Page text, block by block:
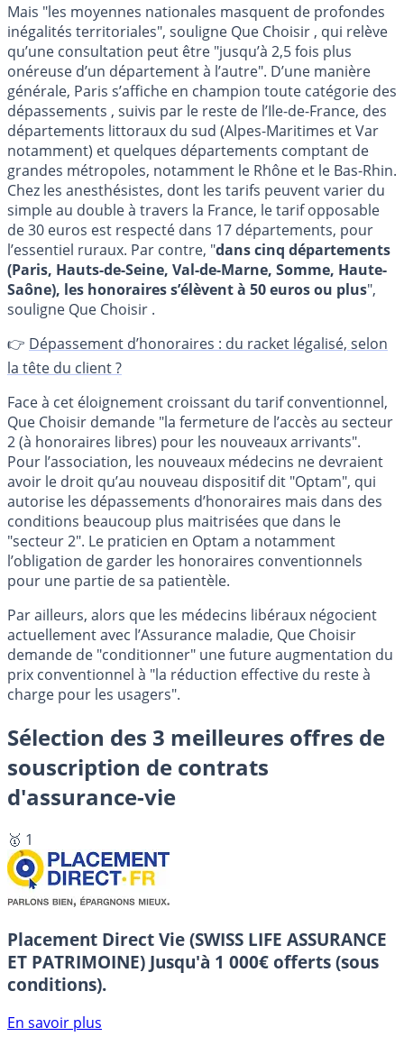
Mais "les moyennes nationales masquent de profondes
inégalités territoriales", souligne Que Choisir , qui relève
qu’une consultation peut être "jusqu’à 2,5 fois plus
onéreuse d’un département à l’autre". D’une manière
générale, Paris s’affiche en champion toute catégorie des
dépassements , suivis par le reste de l’Ile-de-France, des
départements littoraux du sud (Alpes-Maritimes et Var
notamment) et quelques départements comptant de
grandes métropoles, notamment le Rhône et le Bas-Rhin.
Chez les anesthésistes, dont les tarifs peuvent varier du
simple au double à travers la France, le tarif opposable
de 30 euros est respecté dans 17 départements, pour
l’essentiel ruraux. Par contre, "dans cinq départements
(Paris, Hauts-de-Seine, Val-de-Marne, Somme, Haute-
Saône), les honoraires s’élèvent à 50 euros ou plus",
souligne Que Choisir .
👉 Dépassement d’honoraires : du racket légalisé, selon
la tête du client ?
Face à cet éloignement croissant du tarif conventionnel,
Que Choisir demande "la fermeture de l’accès au secteur
2 (à honoraires libres) pour les nouveaux arrivants".
Pour l’association, les nouveaux médecins ne devraient
avoir le droit qu’au nouveau dispositif dit "Optam", qui
autorise les dépassements d’honoraires mais dans des
conditions beaucoup plus maitrisées que dans le
"secteur 2". Le praticien en Optam a notamment
l’obligation de garder les honoraires conventionnels
pour une partie de sa patientèle.
Par ailleurs, alors que les médecins libéraux négocient
actuellement avec l’Assurance maladie, Que Choisir
demande de "conditionner" une future augmentation du
prix conventionnel à "la réduction effective du reste à
charge pour les usagers".
Sélection des 3 meilleures offres de
souscription de contrats
d'assurance-vie
🥇 1
Placement Direct Vie (SWISS LIFE ASSURANCE
ET PATRIMOINE) Jusqu'à 1 000€ offerts (sous
conditions).
En savoir plus